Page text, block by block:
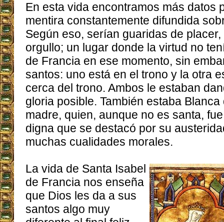
En esta vida encontramos más datos
mentira constantemente difundida
Según eso, serían guaridas de
orgullo; un lugar donde la virtud no
de Francia en ese momento, sin
santos: uno está en el trono y la otra
cerca del trono. Ambos le estaban
gloria posible. También estaba
madre, quien, aunque no es santa,
digna que se destacó por su
muchas cualidades morales.
La vida de Santa Isabel
de Francia nos enseña
que Dios les da a sus
santos algo muy